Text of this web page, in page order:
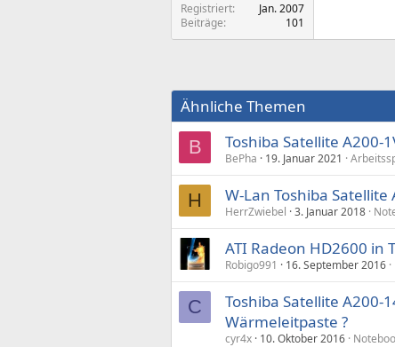
Registriert
Jan. 2007
Beiträge
101
Ähnliche Themen
B Toshiba Satellite A200-
BePha 19. Januar 2021
H W-Lan Toshiba Satellite
HerrZwiebel 3. Januar 2018
ATI Radeon HD2600 in
Robigo991 16. September 2016
C
Toshiba Satellite A200-
Wärmeleitpaste ?
cyr4x 10. Oktober 2016